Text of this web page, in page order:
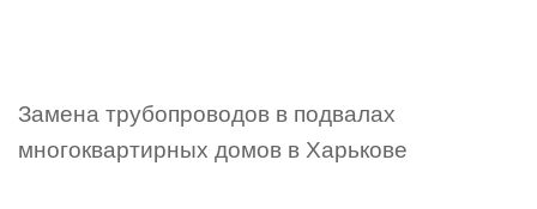
Замена трубопроводов в подвалах
многоквартирных домов в Харькове